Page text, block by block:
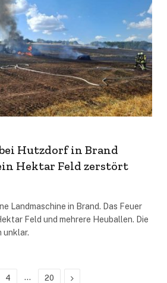
Hutzdorf in Brand
Hektar Feld zerstört
Landmaschine in Brand. Das Feuer
Feld und mehrere Heuballen. Die
unklar.
4 … 20 Next